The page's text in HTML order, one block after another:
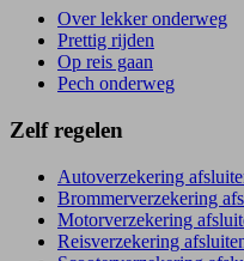
Over lekker onderweg
Prettig rijden
Op reis gaan
Pech onderweg
Zelf regelen
Autoverzekering
Brommerverzekering
Motorverzekering
Reisverzekering